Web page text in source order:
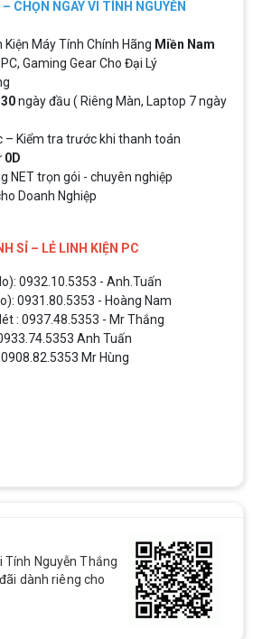
CHỌN NGAY VI TÍNH NGUYỄN
Kiện Máy Tính Chính Hãng Miền Nam
Gaming Gear Cho Đại Lý
ngày đầu ( Riêng Màn, Laptop 7 ngày
– Kiểm tra trước khi thanh toán
0D
NET trọn gói - chuyên nghiệp
Doanh Nghiệp
SỈ – LẺ LINH KIỆN PC
0932.10.5353 - Anh.Tuấn
0931.80.5353 - Hoàng Nam
: 0937.48.5353 - Mr Thắng
Anh Tuấn
Mr Hùng
Tính Nguyễn Thắng
dành riêng cho